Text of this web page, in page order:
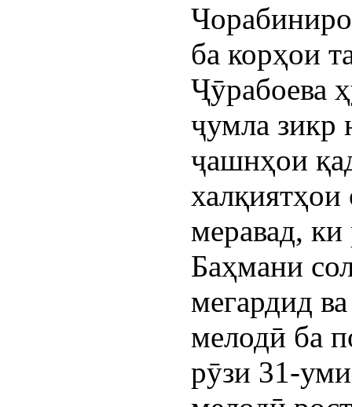
ба корҳои
Ҷӯрабоева
ҷумла зикр
ҷашнҳои
меравад,
Баҳмани
мегардид
мелодӣ ба
рӯзи 31-